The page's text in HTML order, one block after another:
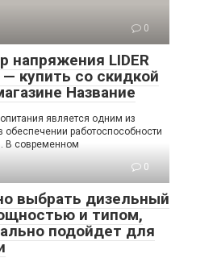
0
напряжения LIDER
— купить со скидкой
Название
является одним из
обеспечении работоспособности
В современном
0
выбрать дизельный
и типом,
подойдет для